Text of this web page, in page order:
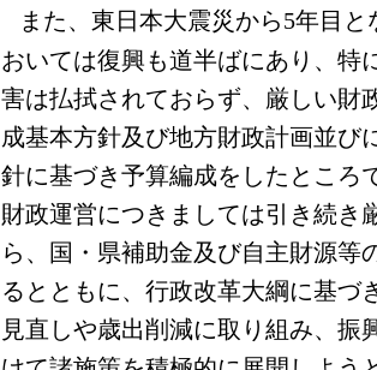
また、東日本大震災から5年目と
おいては復興も道半ばにあり、特
害は払拭されておらず、厳しい財
成基本方針及び地方財政計画並び
針に基づき予算編成をしたところ
財政運営につきましては引き続き
ら、国・県補助金及び自主財源等
るとともに、行政改革大綱に基づ
見直しや歳出削減に取り組み、振